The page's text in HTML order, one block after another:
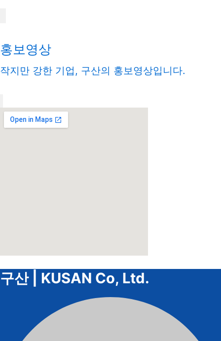
홍보영상
작지만 강한 기업, 구산의 홍보영상입니다.
구산 | KUSAN Co, Ltd.